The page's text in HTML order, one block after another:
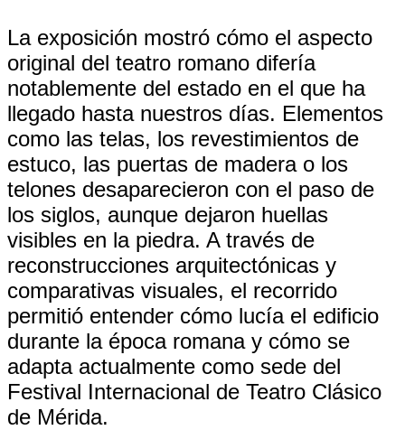
La exposición mostró cómo el aspecto
original del teatro romano difería
notablemente del estado en el que ha
llegado hasta nuestros días. Elementos
como las telas, los revestimientos de
estuco, las puertas de madera o los
telones desaparecieron con el paso de
los siglos, aunque dejaron huellas
visibles en la piedra. A través de
reconstrucciones arquitectónicas y
comparativas visuales, el recorrido
permitió entender cómo lucía el edificio
durante la época romana y cómo se
adapta actualmente como sede del
Festival Internacional de Teatro Clásico
de Mérida.